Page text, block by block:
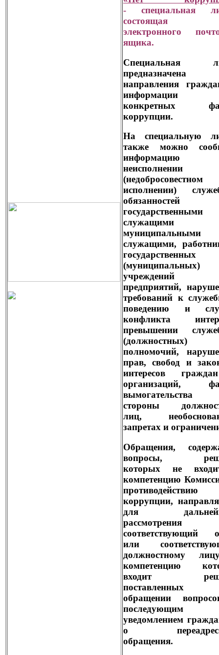
- специальная
состоящая
электронного
ящика.
Специальная
предназначена
направления
конкретных
коррупции.
На специальную
также можно
неисполнении
(недобросовестном
исполнении)
обязанностей
государственными
муниципальными
служащими,
государственных
(муниципальных)
предприятий,
требований к
поведению и
конфликта
превышении
(должностных)
полномочий,
прав, свобод и
интересов
организаций,
стороны
лиц,
запретах и
Обращения,
вопросы,
которых не
компетенцию
противодействию
коррупции,
для
соответствующий
или
должностному
компетенцию
входит
обращении
последующим
уведомлением
о
обращения.